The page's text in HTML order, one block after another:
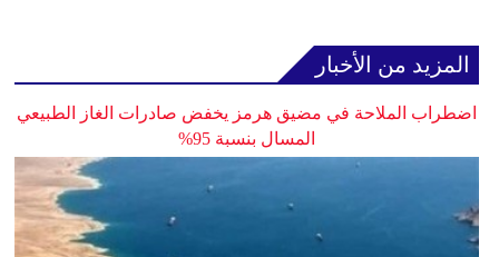
المزيد من الأخبار
اضطراب الملاحة في مضيق هرمز يخفض صادرات الغاز الطبيعي
المسال بنسبة 95%